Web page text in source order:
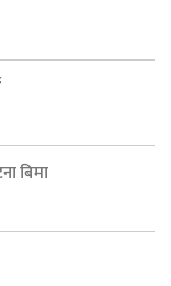
बिमा